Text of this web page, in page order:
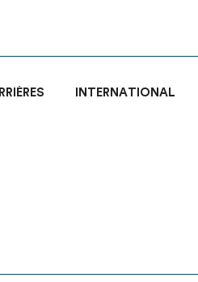
INTERNATIONAL